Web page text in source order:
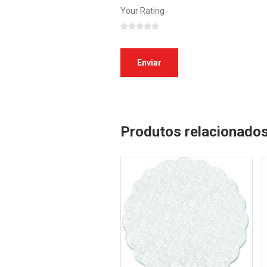
Your Rating
Produtos